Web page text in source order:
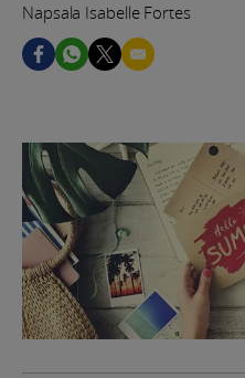
Napsala Isabelle Fortes